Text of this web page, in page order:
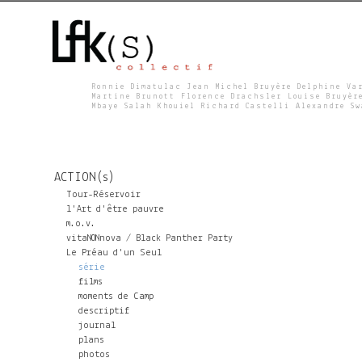
F
K
S
Ronnie Dimatulac Jean Michel Bruyère Delphine
Martine Brunott Florence Drachsler Louise
Mbaye Salah Khouiel Richard Castelli Alexandre
ACTION(s)
Tour-Réservoir
l'Art d'être pauvre
m.o.v.
vitaNONnova / Black Panther Party
Le Préau d'un Seul
série
films
moments de Camp
descriptif
journal
plans
photos